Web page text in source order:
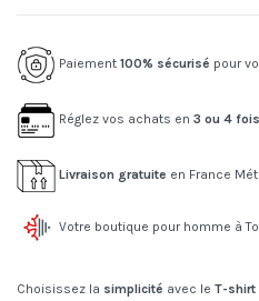
Paiement 100% sécurisé pour
Réglez vos achats en 3 ou 4
Livraison gratuite en France
Votre boutique pour homme à
Choisissez la simplicité avec le T-shirt